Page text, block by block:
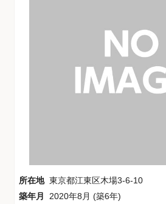
所在地 東京都江東区木場3-6-10
築年月
2020年8月 (築6年)